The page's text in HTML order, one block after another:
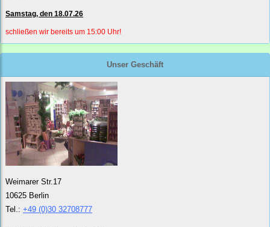
Samstag, den 18.07.26
schließen wir bereits um 15:00 Uhr!
Unser Geschäft
Weimarer Str.17
10625 Berlin
Tel.: +49 (0)30 32708777